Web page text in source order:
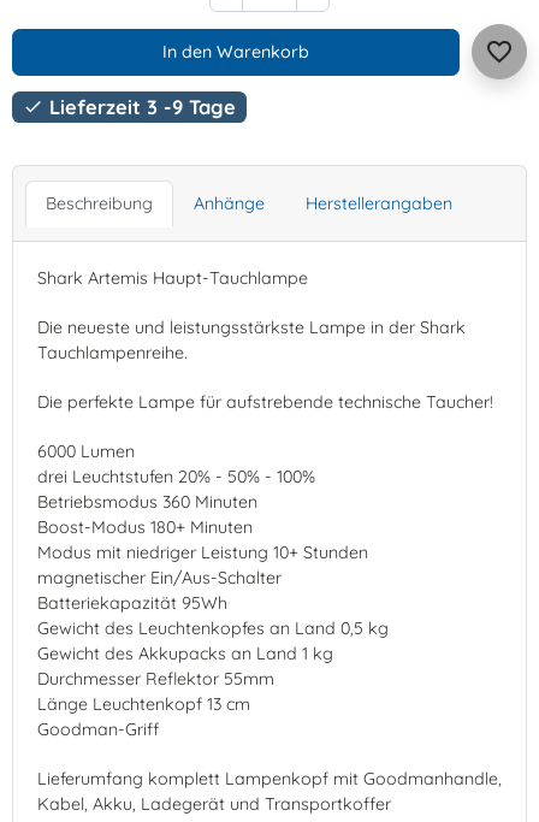
In den Warenkorb favorite_border
 Lieferzeit 3 -9 Tage
Beschreibung Anhänge Herstellerangaben
Shark Artemis Haupt-Tauchlampe
Die neueste und leistungsstärkste Lampe in der Shark
Tauchlampenreihe.
Die perfekte Lampe für aufstrebende technische Taucher!
6000 Lumen
drei Leuchtstufen 20% - 50% - 100%
Betriebsmodus 360 Minuten
Boost-Modus 180+ Minuten
Modus mit niedriger Leistung 10+ Stunden
magnetischer Ein/Aus-Schalter
Batteriekapazität 95Wh
Gewicht des Leuchtenkopfes an Land 0,5 kg
Gewicht des Akkupacks an Land 1 kg
Durchmesser Reflektor 55mm
Länge Leuchtenkopf 13 cm
Goodman-Griff
Lieferumfang komplett Lampenkopf mit Goodmanhandle,
Kabel, Akku, Ladegerät und Transportkoffer